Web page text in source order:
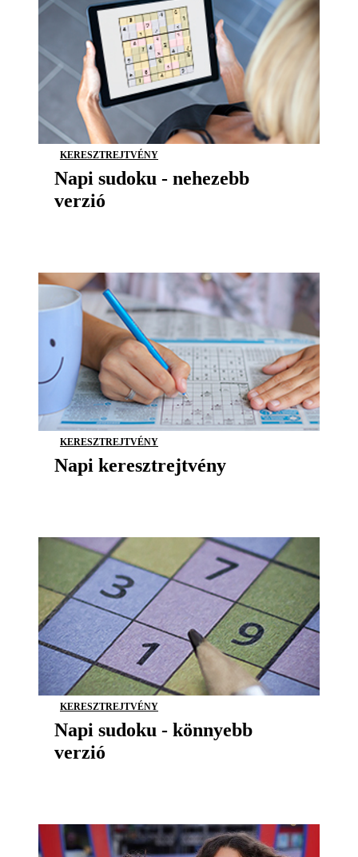
KERESZTREJTVÉNY
Napi sudoku - nehezebb
verzió
KERESZTREJTVÉNY
Napi keresztrejtvény
KERESZTREJTVÉNY
Napi sudoku - könnyebb
verzió